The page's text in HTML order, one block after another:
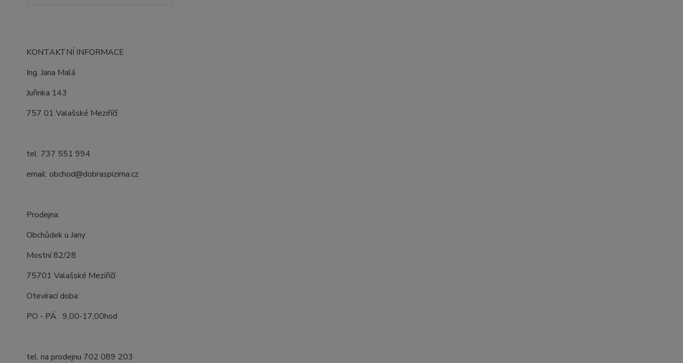
KONTAKTNÍ INFORMACE
Ing. Jana Malá
Juřinka 143
757 01 Valašské Meziříčí
tel. 737 551 994
email: obchod@dobraspizirna.cz
Prodejna:
Obchůdek u Jany
Mostní 82/28
75701 Valašské Meziříčí
Otevírací doba:
PO - PÁ 9,00-17,00hod
tel. na prodejnu 702 089 203